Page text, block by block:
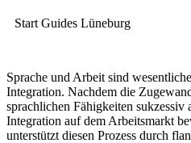
Start Guides Lüneburg
Sprache und Arbeit sind
Integration. Nachdem die
sprachlichen Fähigkeiten sukzessiv
Integration auf dem Arbeitsmarkt
unterstützt diesen Prozess durch